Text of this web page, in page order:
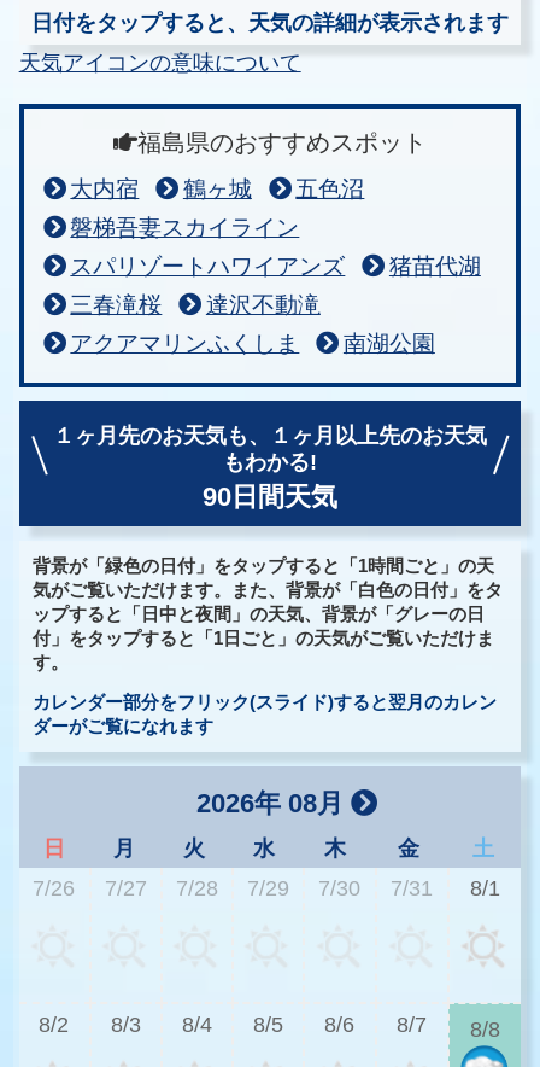
日付をタップすると、天気の詳細が表示されます
天気アイコンの意味について
福島県のおすすめスポット
大内宿 鶴ヶ城
五色沼
磐梯吾妻スカイライン
スパリゾートハワイアンズ
猪苗代湖
三春滝桜
達沢不動滝
アクアマリンふくしま
南湖公園
１ヶ月先のお天気も、
１ヶ月以上先のお天気
もわかる!
90日間天気
背景が「緑色の日付」をタップすると「1時間ごと」の天
気がご覧いただけます。また、背景が「白色の日付」をタ
ップすると「日中と夜間」の天気、背景が「グレーの日
付」をタップすると「1日ごと」の天気がご覧いただけま
す。
カレンダー部分をフリック(スライド)すると翌月のカレン
ダーがご覧になれます
2026年 08月
日 月 火 水 木 金
土
7/26
7/27 7/28 7/29 7/30 7/31 8/1
8/2 8/3 8/4 8/5 8/6 8/7 8/8